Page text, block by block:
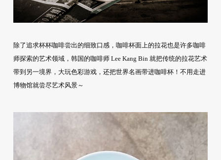
除了追求杯杯咖啡尝出的细致口感，咖啡杯面上的拉花也是许多咖啡
师探索的艺术领域，韩国的咖啡师 Lee Kang Bin 就把传统的拉花艺术
带到另一境界，大玩色彩游戏，还把世界名画带进咖啡杯！不用走进
博物馆就尝尽艺术风景～